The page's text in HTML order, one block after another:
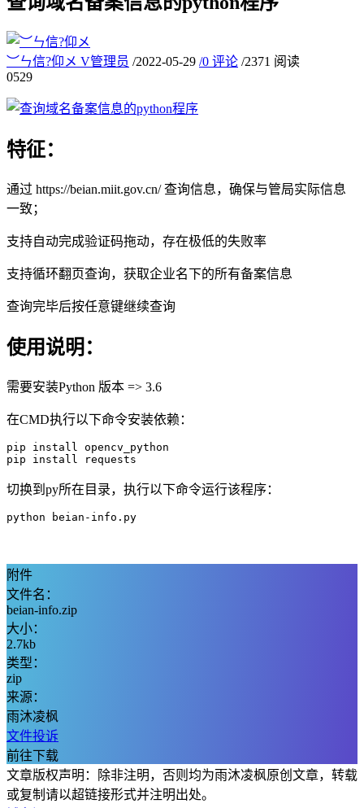
︶ㄣ信?仰メ V管理员 /2022-05-29 /0 评论 /2371 阅读
0529
特征：
通过 https://beian.miit.gov.cn/ 查询信息，确保与管局实际信息
一致；
支持自动完成验证码拖动，存在极低的失败率
支持循环翻页查询，获取企业名下的所有备案信息
查询完毕后按任意键继续查询
使用说明：
需要安装Python 版本 => 3.6
在CMD执行以下命令安装依赖：
pip install opencv_python
pip install requests
切换到py所在目录，执行以下命令运行该程序：
python beian-info.py
附件
文件名：
beian-info.zip
大小：
2.7kb
类型：
zip
来源：
雨沐凌枫
文件投诉
前往下载
文章版权声明：除非注明，否则均为雨沐凌枫原创文章，转载
或复制请以超链接形式并注明出处。